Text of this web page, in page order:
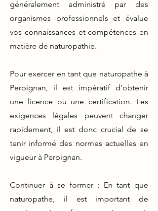
généralement administré par des
organismes professionnels et évalue
vos connaissances et compétences en
matière de naturopathie.
Pour exercer en tant que naturopathe à
Perpignan, il est impératif d'obtenir
une licence ou une certification. Les
exigences légales peuvent changer
rapidement, il est donc crucial de se
tenir informé des normes actuelles en
vigueur à Perpignan.
Continuer à se former : En tant que
naturopathe, il est important de